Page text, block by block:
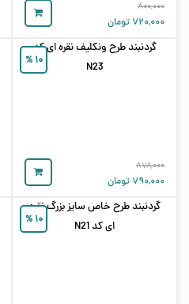
۸۰۰,۰۰۰
۷۲۰,۰۰۰ تومان
۱۰ %
گردنبند طرح ونکلیف نقره ای کد
N23
۸۷۸,۰۰۰
۷۹۰,۰۰۰ تومان
۱۰ %
گردنبند طرح خاص سایز بزرگ نقره
ای کد N21